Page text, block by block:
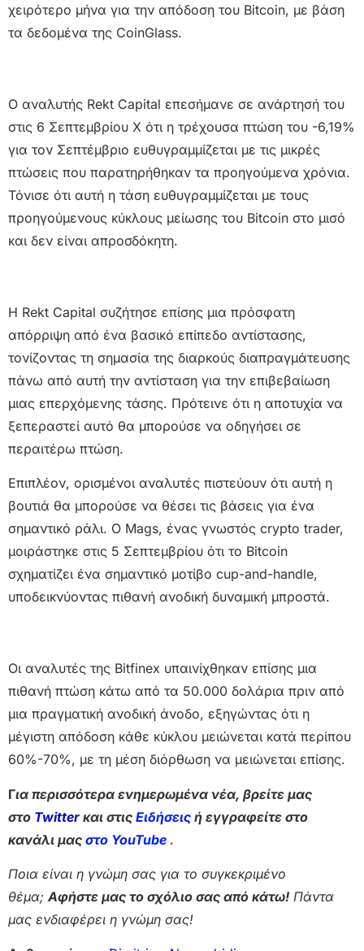
χειρότερο μήνα για την απόδοση του Bitcoin, με βάση
τα δεδομένα της CoinGlass.
Ο αναλυτής Rekt Capital επεσήμανε σε ανάρτησή του
στις 6 Σεπτεμβρίου X ότι η τρέχουσα πτώση του -6,19%
για τον Σεπτέμβριο ευθυγραμμίζεται με τις μικρές
πτώσεις που παρατηρήθηκαν τα προηγούμενα χρόνια.
Τόνισε ότι αυτή η τάση ευθυγραμμίζεται με τους
προηγούμενους κύκλους μείωσης του Bitcoin στο μισό
και δεν είναι απροσδόκητη.
Η Rekt Capital συζήτησε επίσης μια πρόσφατη
απόρριψη από ένα βασικό επίπεδο αντίστασης,
τονίζοντας τη σημασία της διαρκούς διαπραγμάτευσης
πάνω από αυτή την αντίσταση για την επιβεβαίωση
μιας επερχόμενης τάσης. Πρότεινε ότι η αποτυχία να
ξεπεραστεί αυτό θα μπορούσε να οδηγήσει σε
περαιτέρω πτώση.
Επιπλέον, ορισμένοι αναλυτές πιστεύουν ότι αυτή η
βουτιά θα μπορούσε να θέσει τις βάσεις για ένα
σημαντικό ράλι. Ο Mags, ένας γνωστός crypto trader,
μοιράστηκε στις 5 Σεπτεμβρίου ότι το Bitcoin
σχηματίζει ένα σημαντικό μοτίβο cup-and-handle,
υποδεικνύοντας πιθανή ανοδική δυναμική μπροστά.
Οι αναλυτές της Bitfinex υπαινίχθηκαν επίσης μια
πιθανή πτώση κάτω από τα 50.000 δολάρια πριν από
μια πραγματική ανοδική άνοδο, εξηγώντας ότι η
μέγιστη απόδοση κάθε κύκλου μειώνεται κατά περίπου
60%-70%, με τη μέση διόρθωση να μειώνεται επίσης.
Για περισσότερα ενημερωμένα νέα, βρείτε μας
στο Twitter και στις Ειδήσεις ή εγγραφείτε στο
κανάλι μας στο YouTube .
Ποια είναι η γνώμη σας για το συγκεκριμένο
θέμα;Αφήστε μας το σχόλιο σας από κάτω! Πάντα
μας ενδιαφέρει η γνώμη σας!